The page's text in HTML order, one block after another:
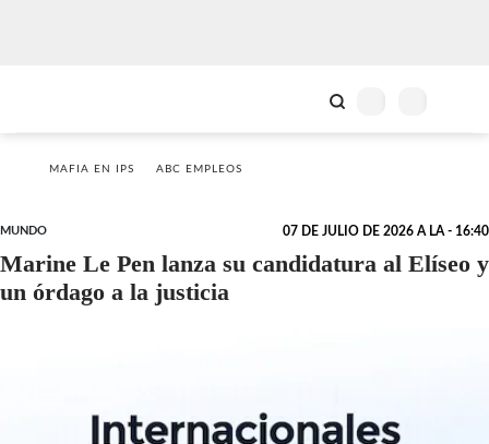
MAFIA EN IPS ABC EMPLEOS
MUNDO 07 DE JULIO DE 2026 A LA - 16:40
Marine Le Pen lanza su candidatura al Elíseo y
un órdago a la justicia